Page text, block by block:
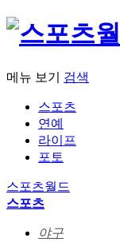
메뉴 보기 검색
스포츠
연예
라이프
포토
스포츠월드
스포츠
야구